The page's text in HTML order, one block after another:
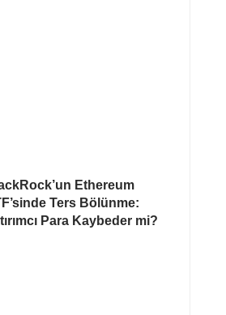
Ethereum
Ters Bölünme:
Para Kaybeder mi?